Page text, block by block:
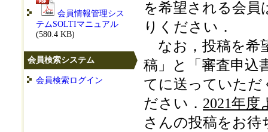
を希望される会員
りください．
なお，投稿を希
稿」と「審査申込
てに送っていた
ださい． 2021年
さんの投稿をお
会員情報管理シス
テムSOLTIマニュアル
(580.4 KB)
会員検索システム
会員検索ログイン